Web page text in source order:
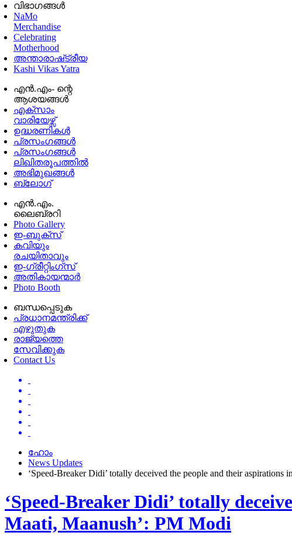
വിഭാഗങ്ങൾ
NaMo
Merchandise
Celebrating
Motherhood
അന്താരാഷ്‌ട്രീയ
Kashi Vikas Yatra
എൻ.എം- ന്റെ
ആശയങ്ങൾ
എക്സാം
വാരിയേഴ്സ്
ഉദ്ധരണികള്‍
പ്രസംഗങ്ങള്‍
പ്രസംഗങ്ങൾ
ലിഖിതരൂപത്തിൽ
അഭിമുഖങ്ങൾ
ബ്ലോഗ്
എൻ.എം.
ലൈബ്രറി
Photo Gallery
ഇ-ബുക്‌സ്
കവിയും
രചയിതാവും
ഇ-ഗ്രീറ്റിംഗ്‌സ്
അതികായന്മാർ
Photo Booth
ബന്ധപ്പെടുക
പ്രധാനമന്ത്രിക്ക്
എഴുതുക
രാജ്യത്തെ
സേവിക്കുക
Contact Us
ഹോം
News Updates
‘Speed-Breaker Didi’ totally deceived the people and their aspirations
‘Speed-Breaker Didi’ totally
Maati, Maanush’: PM Modi